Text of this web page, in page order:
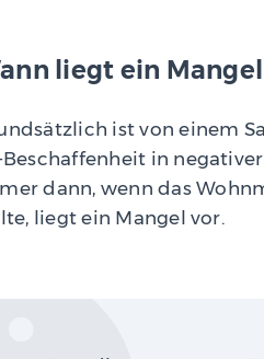
liegt ein
ist von einem
Beschaffenheit in
dann, wenn das
liegt ein Mangel vor.